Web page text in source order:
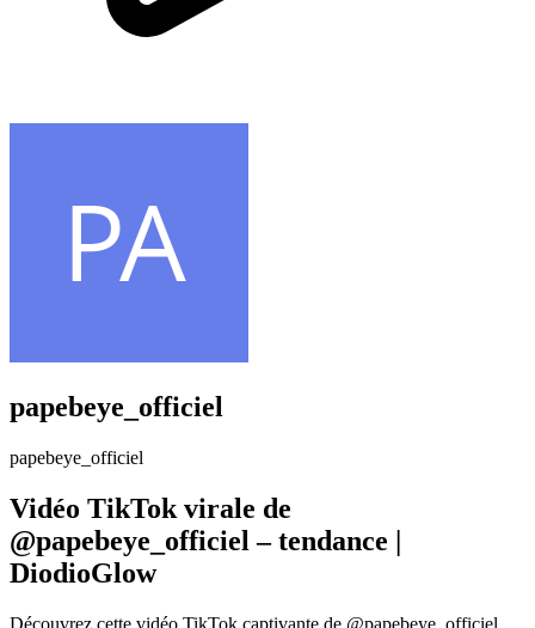
papebeye_officiel
papebeye_officiel
Vidéo TikTok virale de
@papebeye_officiel – tendance |
DiodioGlow
Découvrez cette vidéo TikTok captivante de @papebeye_officiel